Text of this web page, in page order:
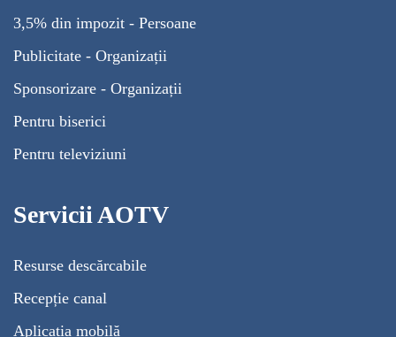
3,5% din impozit - Persoane
Publicitate - Organizații
Sponsorizare - Organizații
Pentru biserici
Pentru televiziuni
Servicii AOTV
Resurse descărcabile
Recepție canal
Aplicația mobilă